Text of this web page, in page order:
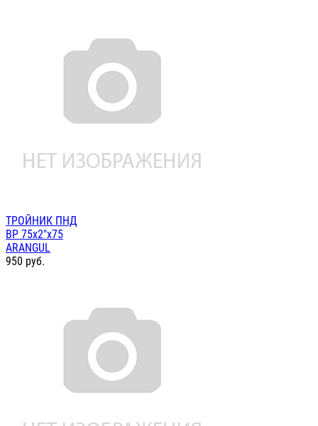
ТРОЙНИК ПНД
ВР 75х2"х75
ARANGUL
950 руб.